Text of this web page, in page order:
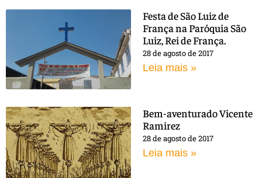
Festa de São Luiz de
França na Paróquia São
Luiz, Rei de França.
28 de agosto de 2017
Leia mais »
Bem-aventurado Vicente
Ramirez
28 de agosto de 2017
Leia mais »